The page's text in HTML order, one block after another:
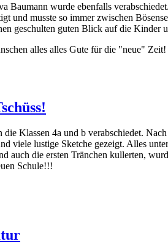
Baumann wurde ebenfalls
und musste so immer zwischen
geschulten guten Blick auf die
alles alles Gute für die "neue" Zeit!
Klassen 4a und b verabschiedet.
viele lustige Sketche gezeigt. Alles
auch die ersten Tränchen kullerten,
Schule!!!